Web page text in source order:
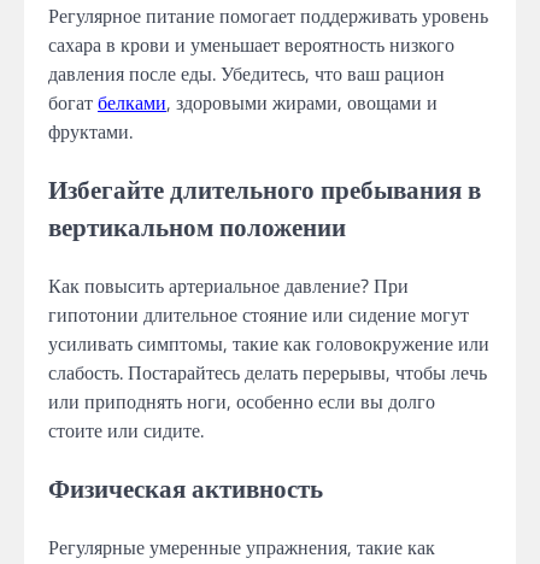
Регулярное питание помогает поддерживать уровень
сахара в крови и уменьшает вероятность низкого
давления после еды. Убедитесь, что ваш рацион
богатбелками, здоровыми жирами, овощами и
фруктами.
Избегайте длительного пребывания в
вертикальном положении
Как повысить артериальное давление? При
гипотонии длительное стояние или сидение могут
усиливать симптомы, такие как головокружение или
слабость. Постарайтесь делать перерывы, чтобы лечь
или приподнять ноги, особенно если вы долго
стоите или сидите.
Физическая активность
Регулярные умеренные упражнения, такие как